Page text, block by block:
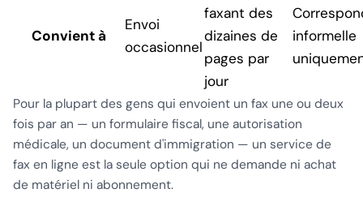
Convient à
Envoi
occasionnel
faxant des
dizaines de
pages par
jour
informelle
Pour la plupart des gens qui envoient un fax une ou deux
fois par an — un formulaire fiscal, une autorisation
médicale, un document d'immigration — un service de
fax en ligne est la seule option qui ne demande ni achat
de matériel ni abonnement.